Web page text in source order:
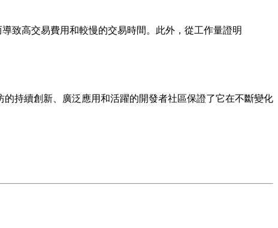
致高交易費用和較慢的交易時間。此外，從工作量證明
持續創新、廣泛應用和活躍的開發者社區保證了它在不斷變化